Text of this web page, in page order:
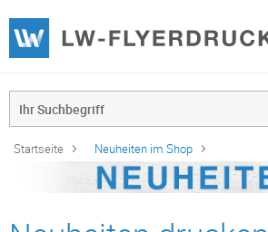
Startseite Neuheiten im Shop